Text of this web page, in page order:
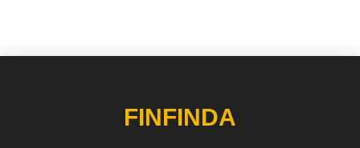
FINFINDA